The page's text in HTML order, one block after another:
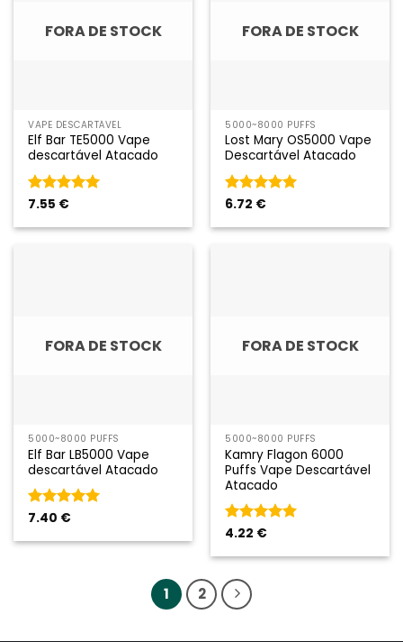
FORA DE STOCK
VAPE DESCARTÁVEL
Elf Bar TE5000 Vape
descartável Atacado
Classificado
5
7.55 €
FORA DE STOCK
5000~8000 PUFFS
Lost Mary OS5000 Vape
Descartável Atacado
Classificado
5
6.72 €
FORA DE STOCK
5000~8000 PUFFS
Elf Bar LB5000 Vape
descartável Atacado
Classificado
5
7.40 €
FORA DE STOCK
5000~8000 PUFFS
Kamry Flagon 6000
Puffs Vape Descartável
Atacado
Classificado
5
4.22 €
1 2